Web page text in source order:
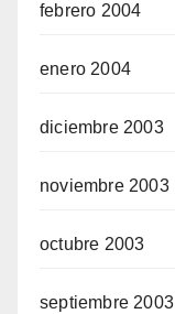
febrero 2004
enero 2004
diciembre 2003
noviembre 2003
octubre 2003
septiembre 2003